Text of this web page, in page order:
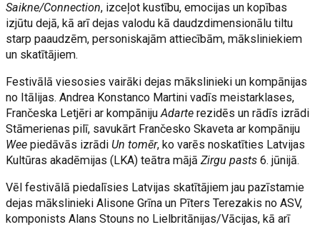
Saikne/Connection, izceļot kustību, emocijas un kopības
izjūtu dejā, kā arī dejas valodu kā daudzdimensionālu tiltu
starp paaudzēm, personiskajām attiecībām, māksliniekiem
un skatītājiem.
Festivālā viesosies vairāki dejas mākslinieki un kompānijas
no Itālijas. Andrea Konstanco Martini vadīs meistarklases,
Frančeska Letjēri ar kompānijuAdarterezidēs un rādīs izrādi
Stāmerienas pilī, savukārt Frančesko Skaveta ar kompāniju
Weepiedāvās izrādi Un tomēr, ko varēs noskatīties Latvijas
Kultūras akadēmijas (LKA) teātra mājāZirgu pasts 6. jūnijā.
Vēl festivālā piedalīsies Latvijas skatītājiem jau pazīstamie
dejas mākslinieki Alisone Grīna un Pīters Terezakis no ASV,
komponists Alans Stouns no Lielbritānijas/Vācijas, kā arī